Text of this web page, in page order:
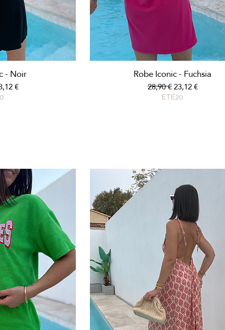
- Noir
promotionnel
€
Aperçu rapide
Robe Iconic - Fuchsia
Prix original
28,90 €Prix
23,12 €
ÉTÉ20